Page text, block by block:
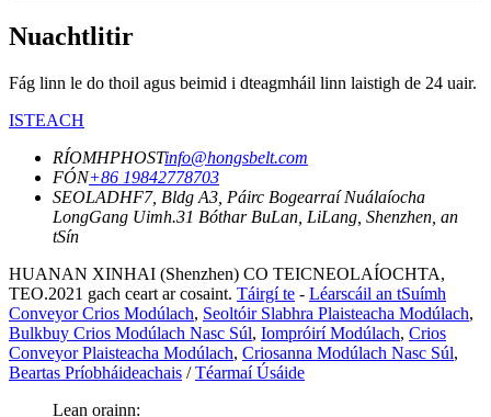
Nuachtlitir
Fág linn le do thoil agus beimid i dteagmháil linn laistigh de 24 uair.
ISTEACH
RÍOMHPHOSTinfo@hongsbelt.com
FÓN+86 19842778703
SEOLADHF7, Bldg A3, Páirc Bogearraí Nuálaíocha
LongGang Uimh.31 Bóthar BuLan, LiLang, Shenzhen, an
tSín
HUANAN XINHAI (Shenzhen) CO TEICNEOLAÍOCHTA,
TEO.2021 gach ceart ar cosaint. Táirgí te - Léarscáil an tSuímh
Conveyor Crios Modúlach, Seoltóir Slabhra Plaisteacha Modúlach,
Bulkbuy Crios Modúlach Nasc Súl, Iompróirí Modúlach, Crios
Conveyor Plaisteacha Modúlach, Criosanna Modúlach Nasc Súl,
Beartas Príobháideachais /Téarmaí Úsáide
Lean orainn: